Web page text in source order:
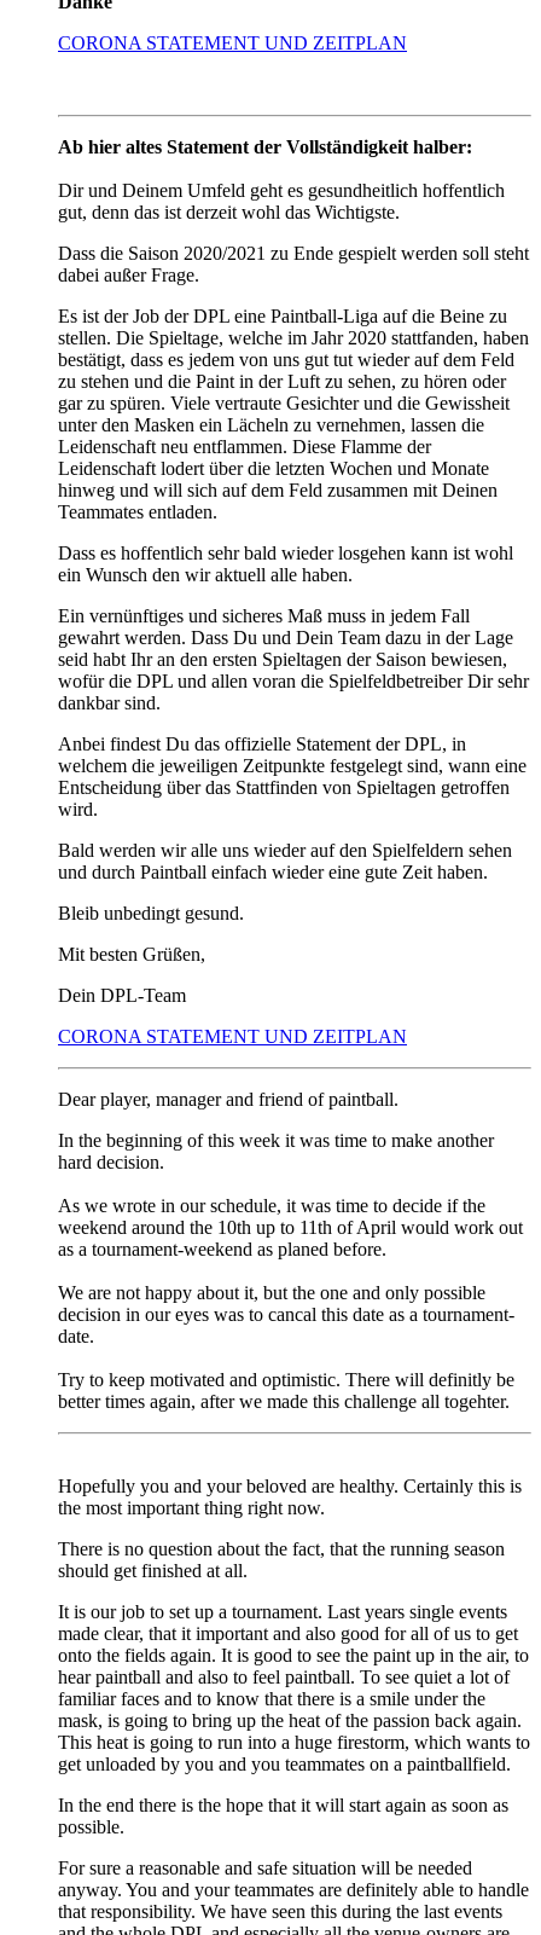
CORONA STATEMENT UND ZEITPLAN
Ab hier altes Statement der Vollständigkeit halber:
Dir und Deinem Umfeld geht es gesundheitlich hoffentlich
gut, denn das ist derzeit wohl das Wichtigste.
Dass die Saison 2020/2021 zu Ende gespielt werden soll steht
dabei außer Frage.
Es ist der Job der DPL eine Paintball-Liga auf die Beine zu
stellen. Die Spieltage, welche im Jahr 2020 stattfanden, haben
bestätigt, dass es jedem von uns gut tut wieder auf dem Feld
zu stehen und die Paint in der Luft zu sehen, zu hören oder
gar zu spüren. Viele vertraute Gesichter und die Gewissheit
unter den Masken ein Lächeln zu vernehmen, lassen die
Leidenschaft neu entflammen. Diese Flamme der
Leidenschaft lodert über die letzten Wochen und Monate
hinweg und will sich auf dem Feld zusammen mit Deinen
Teammates entladen.
Dass es hoffentlich sehr bald wieder losgehen kann ist wohl
ein Wunsch den wir aktuell alle haben.
Ein vernünftiges und sicheres Maß muss in jedem Fall
gewahrt werden. Dass Du und Dein Team dazu in der Lage
seid habt Ihr an den ersten Spieltagen der Saison bewiesen,
wofür die DPL und allen voran die Spielfeldbetreiber Dir sehr
dankbar sind.
Anbei findest Du das offizielle Statement der DPL, in
welchem die jeweiligen Zeitpunkte festgelegt sind, wann eine
Entscheidung über das Stattfinden von Spieltagen getroffen
wird.
Bald werden wir alle uns wieder auf den Spielfeldern sehen
und durch Paintball einfach wieder eine gute Zeit haben.
Bleib unbedingt gesund.
Mit besten Grüßen,
Dein DPL-Team
CORONA STATEMENT UND ZEITPLAN
Dear player, manager and friend of paintball.
In the beginning of this week it was time to make another
hard decision.
As we wrote in our schedule, it was time to decide if the
weekend around the 10th up to 11th of April would work out
as a tournament-weekend as planed before.
We are not happy about it, but the one and only possible
decision in our eyes was to cancal this date as a tournament-
date.
Try to keep motivated and optimistic. There will definitly be
better times again, after we made this challenge all togehter.
Hopefully you and your beloved are healthy. Certainly this is
the most important thing right now.
There is no question about the fact, that the running season
should get finished at all.
It is our job to set up a tournament. Last years single events
made clear, that it important and also good for all of us to get
onto the fields again. It is good to see the paint up in the air, to
hear paintball and also to feel paintball. To see quiet a lot of
familiar faces and to know that there is a smile under the
mask, is going to bring up the heat of the passion back again.
This heat is going to run into a huge firestorm, which wants to
get unloaded by you and you teammates on a paintballfield.
In the end there is the hope that it will start again as soon as
possible.
For sure a reasonable and safe situation will be needed
anyway. You and your teammates are definitely able to handle
that responsibility. We have seen this during the last events